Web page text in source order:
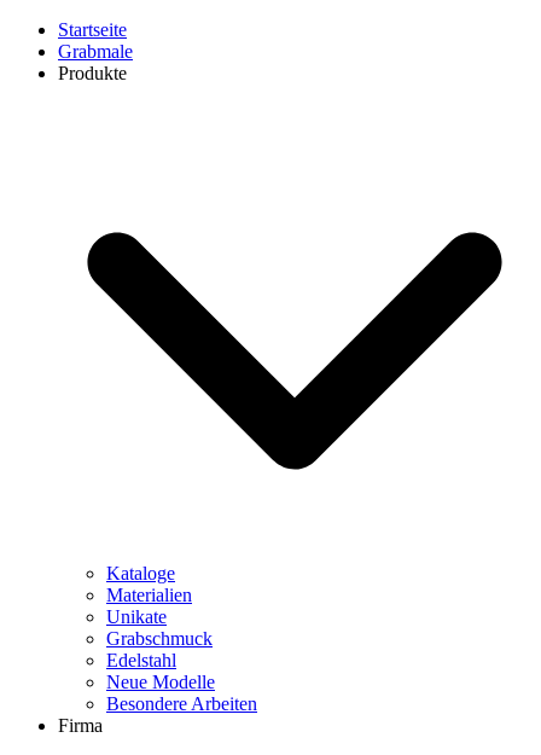
Startseite
Grabmale
Produkte
Kataloge
Materialien
Unikate
Grabschmuck
Edelstahl
Neue Modelle
Besondere Arbeiten
Firma